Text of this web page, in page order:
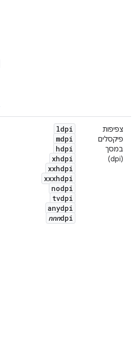
צפיפות
פיקסלים
במסך
(dpi)
ldpi
mdpi
hdpi
xhdpi
xxhdpi
xxxhdpi
nodpi
tvdpi
anydpi
nnndpi